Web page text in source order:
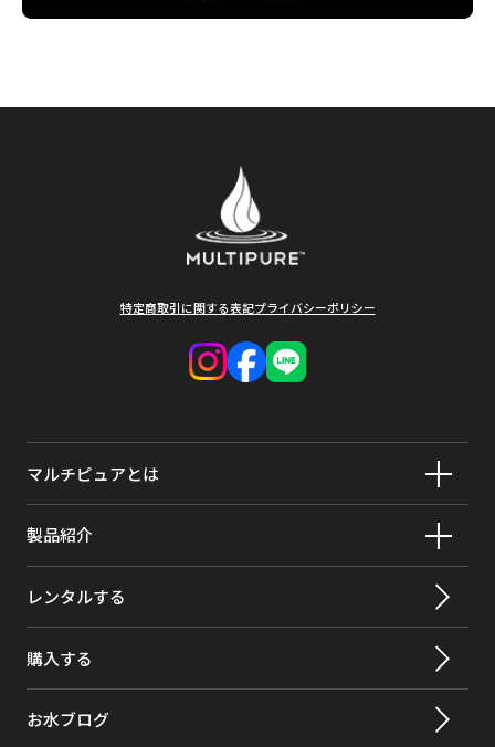
特定商取引に関する表記プライバシーポリシー
マルチピュアとは
製品紹介
レンタルする
購入する
お水ブログ